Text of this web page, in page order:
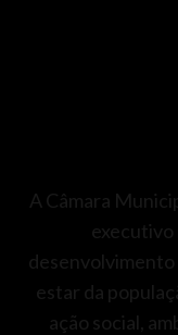
A Câmara
executivo
estar da
ação social,